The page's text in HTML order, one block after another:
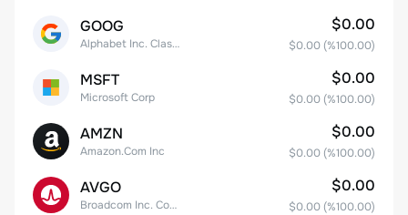
GOOG
Alphabet Inc. Class C Capital Stock
$0.00
$0.00 (%100.00)
MSFT
Microsoft Corp
$0.00
$0.00 (%100.00)
AMZN
Amazon.Com Inc
$0.00
$0.00 (%100.00)
AVGO
Broadcom Inc. Common Stock
$0.00
$0.00 (%100.00)